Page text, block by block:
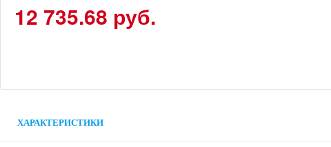
12 735.68 руб.
ХАРАКТЕРИСТИКИ